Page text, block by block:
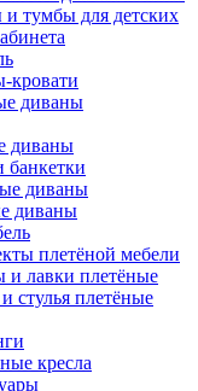
тумбы для детских
кровати
диваны
диваны
диваны
диваны
плетёной мебели
и лавки плетёные
стулья плетёные
кресла